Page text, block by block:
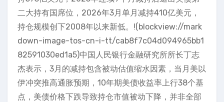
二大持有国席位，2026年3月单月减持410亿美元，
持仓规模创下2008年以来新低。!(blockview://mark
down-image-tos-cn-i-tt/cab8f7c04d094965bb1
82591030ed1a5)中国人民银行金融研究所所长丁志
杰表示，3月的减持包含被动估值缩水因素，当月美以
伊冲突推高通胀预期，10年期美债收益率上行38个基
点，美债价格下跌导致持仓市值被动下降，并非全部